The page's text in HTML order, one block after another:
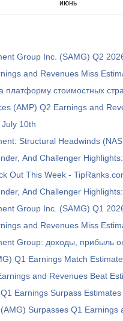
Group Inc. (SAMG) Q2
and Revenues Miss
платформу стоимостных
(AMP) Q2 Earnings and
10th
Structural Headwinds
And Challenger
Out This Week -
And Challenger
Group Inc. (SAMG) Q1
and Revenues Miss
Group: доходы, прибыль
Q1 Earnings Match
and Revenues Beat
Earnings Surpass Estimates
Surpasses Q1 Earnings